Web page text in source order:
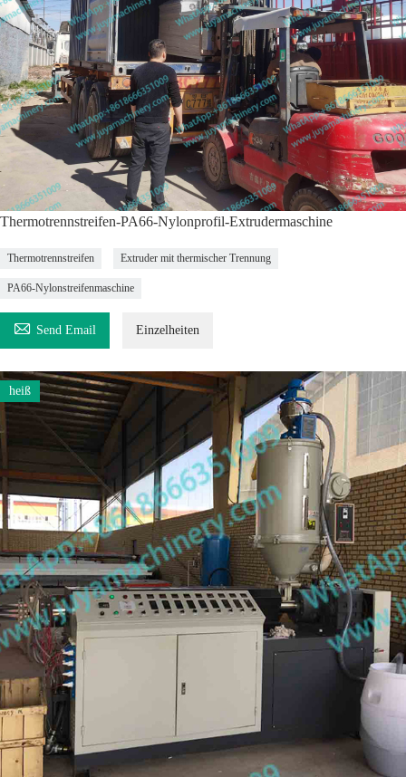
Thermotrennstreifen-PA66-Nylonprofil-Extrudermaschine
Thermotrennstreifen Extruder mit thermischer Trennung
PA66-Nylonstreifenmaschine
 Send Email Einzelheiten
heiß